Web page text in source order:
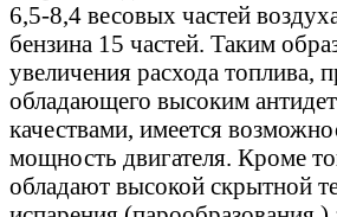
6,5-8,4 весовых частей
бензина 15 частей. Таким
увеличения расхода топлива,
обладающего высоким
качествами, имеется
мощность двигателя. Кроме
обладают высокой скрытной